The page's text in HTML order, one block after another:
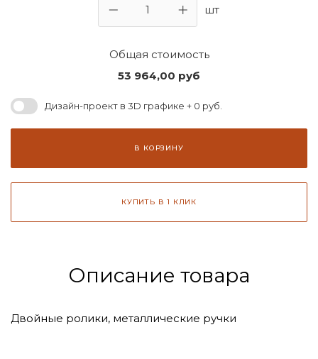
шт
Общая стоимость
53 964,00 руб
Дизайн-проект в 3D графике + 0 руб.
В КОРЗИНУ
КУПИТЬ В 1 КЛИК
Описание товара
Двойные ролики, металлические ручки